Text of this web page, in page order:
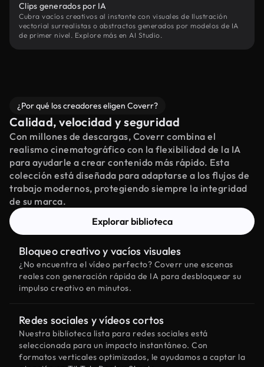
Clips generados por IA
Cubra vacíos creativos al instante con visuales de Ilustración
vectorial surrealistas o abstractos generados por modelos de IA
de primer nivel. Explore más en AI Studio.
¿Por qué los creadores eligen Coverr?
Calidad, velocidad y seguridad
Con millones de descargas, Coverr combina el
realismo cinematográfico con la flexibilidad de la IA
para ayudarle a crear contenido más rápido. Esta
colección está diseñada para adaptarse a los flujos de
trabajo modernos, protegiendo siempre la integridad
de su marca.
Explorar biblioteca
Bloqueo creativo y vacíos visuales
¿No encuentra el vídeo perfecto? Coverr une escenas
reales con generación rápida de IA para desbloquear su
impulso creativo en minutos.
Redes sociales y vídeos cortos
Nuestra biblioteca lista para redes sociales está
seleccionada para un impacto instantáneo. Con
formatos verticales optimizados, le ayudamos a captar la